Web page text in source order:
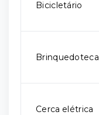
Bicicletário
Brinquedoteca
Cerca elétrica